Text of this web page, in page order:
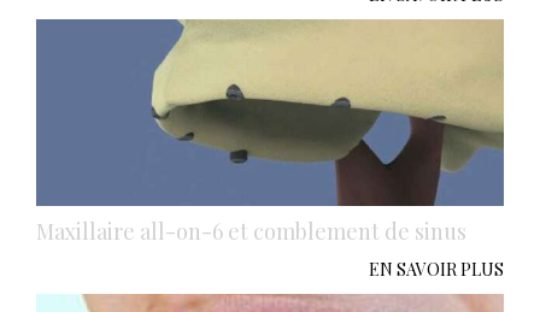
Maxillaire all-on-6 et comblement de sinus
EN SAVOIR PLUS